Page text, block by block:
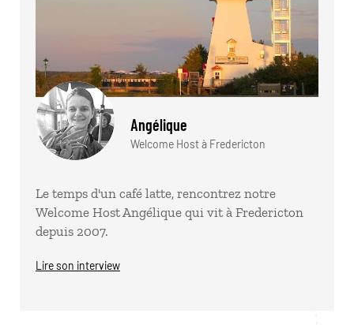
Angélique
Welcome Host à Fredericton
Le temps d'un café latte, rencontrez notre
Welcome Host Angélique qui vit à Fredericton
depuis 2007.
Lire son interview